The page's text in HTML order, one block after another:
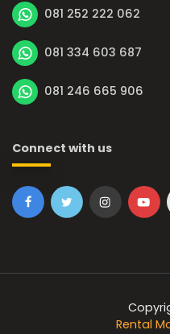
081 252 222 062
081 334 603 687
081 246 665 906
Connect with us
Rental